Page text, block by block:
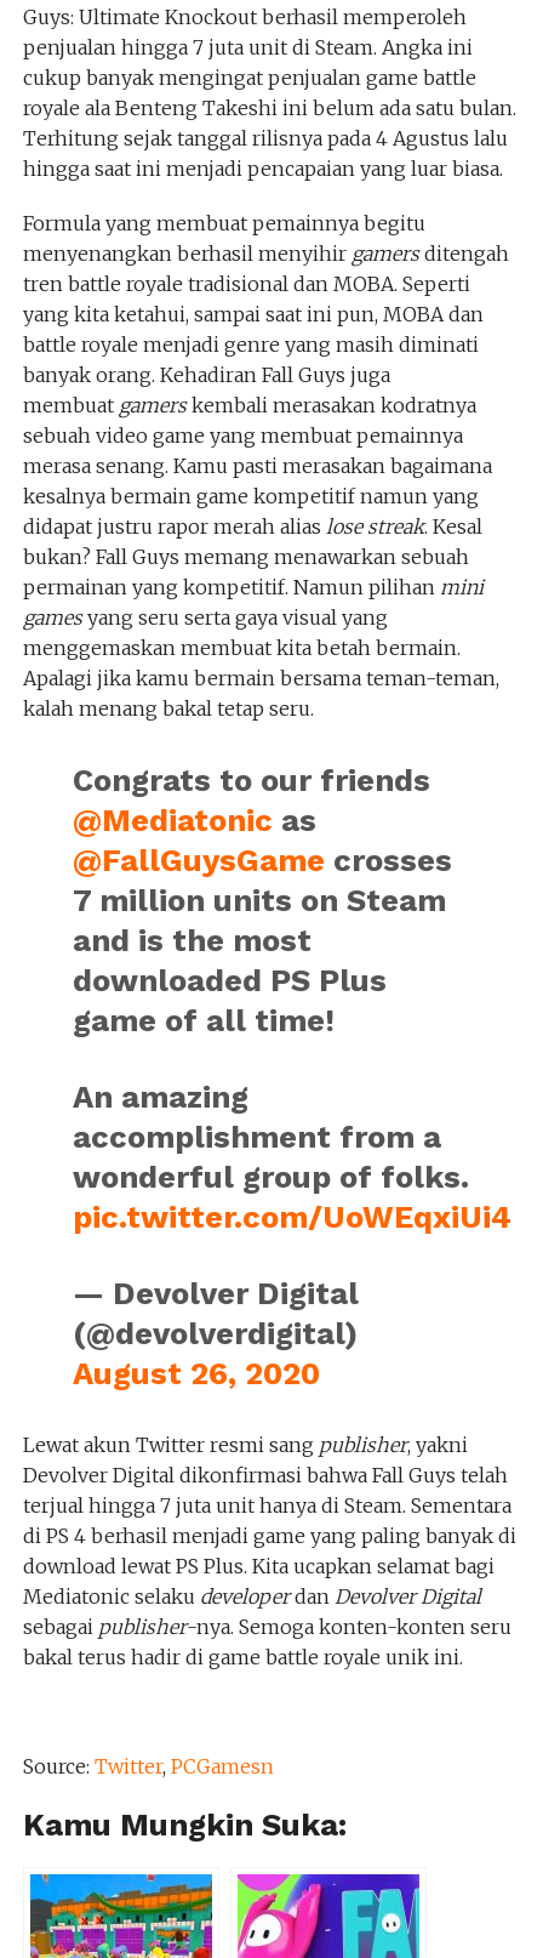
Guys: Ultimate Knockout berhasil memperoleh
penjualan hingga 7 juta unit di Steam. Angka ini
cukup banyak mengingat penjualan game battle
royale ala Benteng Takeshi ini belum ada satu bulan.
Terhitung sejak tanggal rilisnya pada 4 Agustus lalu
hingga saat ini menjadi pencapaian yang luar biasa.
Formula yang membuat pemainnya begitu
menyenangkan berhasil menyihir gamersditengah
tren battle royale tradisional dan MOBA. Seperti
yang kita ketahui, sampai saat ini pun, MOBA dan
battle royale menjadi genre yang masih diminati
banyak orang. Kehadiran Fall Guys juga
membuat gamerskembali merasakan kodratnya
sebuah video game yang membuat pemainnya
merasa senang. Kamu pasti merasakan bagaimana
kesalnya bermain game kompetitif namun yang
didapat justru rapor merah alias lose streak. Kesal
bukan? Fall Guys memang menawarkan sebuah
permainan yang kompetitif. Namun pilihan mini
gamesyang seru serta gaya visual yang
menggemaskan membuat kita betah bermain.
Apalagi jika kamu bermain bersama teman-teman,
kalah menang bakal tetap seru.
Congrats to our friends
@Mediatonic as
@FallGuysGame crosses
7 million units on Steam
and is the most
downloaded PS Plus
game of all time!
An amazing
accomplishment from a
wonderful group of folks.
pic.twitter.com/UoWEqxiUi4
— Devolver Digital
(@devolverdigital)
August 26, 2020
Lewat akun Twitter resmi sang publisher, yakni
Devolver Digital dikonfirmasi bahwa Fall Guys telah
terjual hingga 7 juta unit hanya di Steam. Sementara
di PS 4 berhasil menjadi game yang paling banyak di
download lewat PS Plus. Kita ucapkan selamat bagi
Mediatonic selaku developerdan Devolver Digital
sebagai publisher-nya. Semoga konten-konten seru
bakal terus hadir di game battle royale unik ini.
Source: Twitter, PCGamesn
Kamu Mungkin Suka: